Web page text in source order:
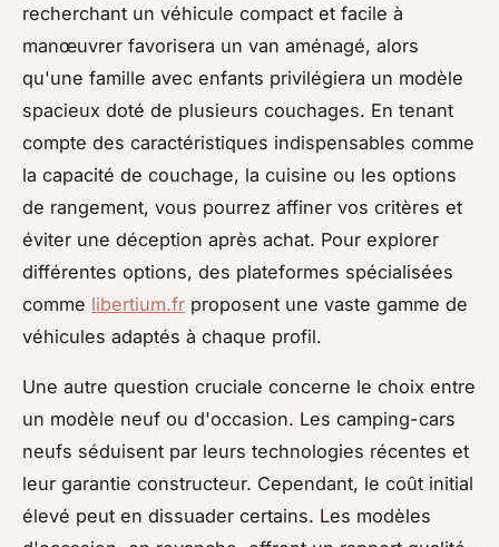
recherchant un véhicule compact et facile à
manœuvrer favorisera un van aménagé, alors
qu'une famille avec enfants privilégiera un modèle
spacieux doté de plusieurs couchages. En tenant
compte des caractéristiques indispensables comme
la capacité de couchage, la cuisine ou les options
de rangement, vous pourrez affiner vos critères et
éviter une déception après achat. Pour explorer
différentes options, des plateformes spécialisées
comme libertium.fr proposent une vaste gamme de
véhicules adaptés à chaque profil.
Une autre question cruciale concerne le choix entre
un modèle neuf ou d'occasion. Les camping-cars
neufs séduisent par leurs technologies récentes et
leur garantie constructeur. Cependant, le coût initial
élevé peut en dissuader certains. Les modèles